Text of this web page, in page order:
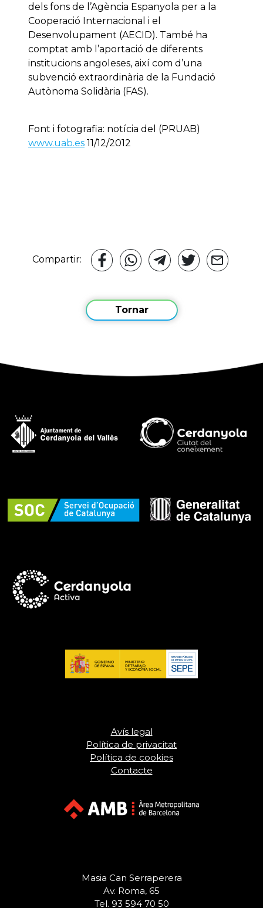
dels fons de l’Agència Espanyola per a la
Cooperació Internacional i el
Desenvolupament (AECID). També ha
comptat amb l’aportació de diferents
institucions angoleses, així com d’una
subvenció extraordinària de la Fundació
Autònoma Solidària (FAS).
Font i fotografia: notícia del (PRUAB)
www.uab.es 11/12/2012
Compartir:
Tornar
Avís legal
Política de privacitat
Política de cookies
Contacte
Masia Can Serraperera
Av. Roma, 65
Tel. 93 594 70 50